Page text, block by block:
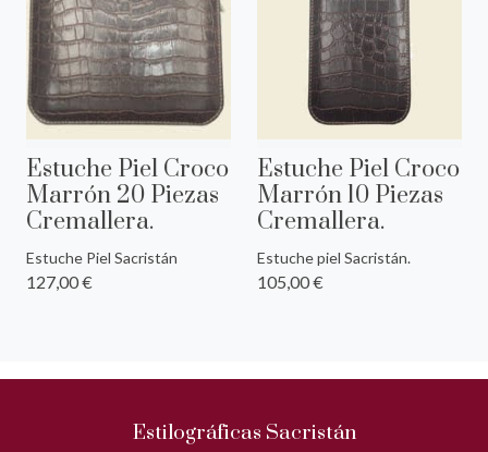
Estuche Piel Croco
Marrón 20 Piezas
Cremallera.
Estuche Piel Sacristán
127,00 €
Estuche Piel Croco
Marrón 10 Piezas
Cremallera.
Estuche piel Sacristán.
105,00 €
Estilográficas Sacristán